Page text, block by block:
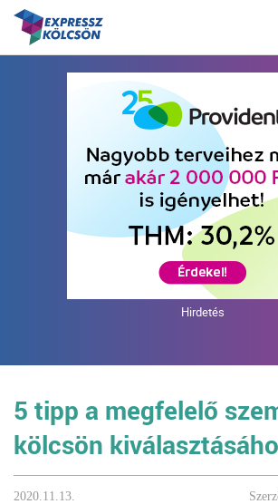
Hirdetés
5 tipp a megfelelő
kölcsön
2020.11.13.